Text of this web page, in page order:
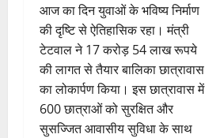
आज का दिन युवाओं के भविष्य निर्माण
की दृष्टि से ऐतिहासिक रहा। मंत्री
टेटवाल ने 17 करोड़ 54 लाख रूपये
की लागत से तैयार बालिका छात्रावास
का लोकार्पण किया। इस छात्रावास में
600 छात्राओं को सुरक्षित और
सुसज्जित आवासीय सुविधा के साथ